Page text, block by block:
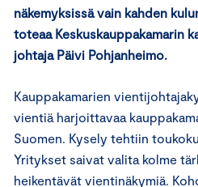
näkemyksissä vain kahden
toteaa Keskuskauppakamarin
johtaja Päivi Pohjanheimo.
Kauppakamarien
vientiä harjoittavaa
Suomen. Kysely tehtiin
Yritykset saivat valita kolme
heikentävät vientinäkymiä.